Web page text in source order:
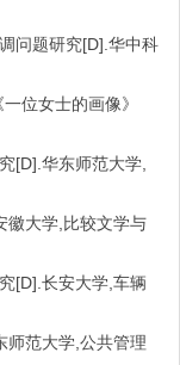
问题研究[D].华中科
位女士的画像》
[D].华东师范大学,
徽大学,比较文学与
[D].长安大学,车辆
师范大学,公共管理